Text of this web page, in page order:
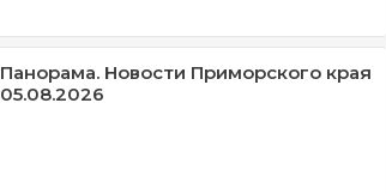
Панорама. Новости Приморского края
05.08.2026